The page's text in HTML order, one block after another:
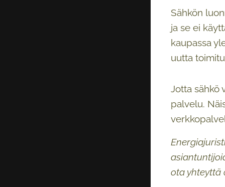
Sähkön
ja se ei
kaupassa
uutta
Jotta sähkö
palvelu.
ota yhteyttä